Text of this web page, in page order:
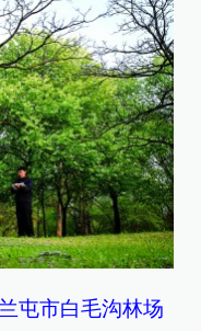
屯市白毛沟林场